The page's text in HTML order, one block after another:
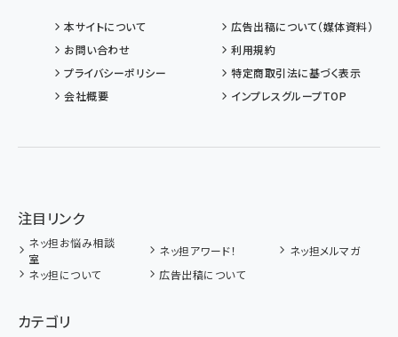
本サイトについて
広告出稿について（媒体資料）
お問い合わせ
利用規約
プライバシーポリシー
特定商取引法に基づく表示
会社概要
インプレスグループTOP
注目リンク
ネッ担お悩み相談
室
ネッ担アワード！
ネッ担メルマガ
ネッ担について
広告出稿について
カテゴリ